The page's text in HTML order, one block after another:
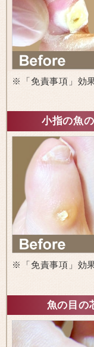
※「免責事項」効
小指の魚
※「免責事項」効
魚の目の